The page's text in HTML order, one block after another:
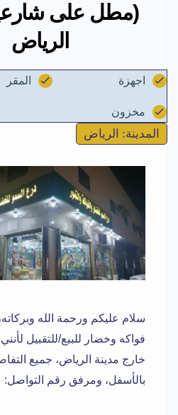
(مطل على
الرياض
اجهزة المقر
مخزون
المدينة: الرياض
سلام عليكم ورحمة الله
فواكه وخضار للبيع/للتقبيل
خارج مدينة الرياض، جميع
بالأسفل، ومرفق رقم التواصل: